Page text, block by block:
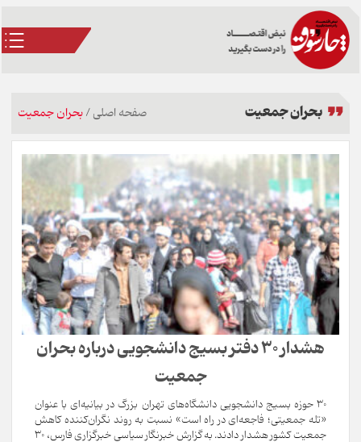
بحران جمعیت صفحه اصلی/بحران جمعیت
هشدار ۳۰ دفتر بسیج دانشجویی درباره بحران
جمعیت
۳۰ حوزه بسیج دانشجویی دانشگاه‌های تهران بزرگ در بیانیه‌ای با عنوان
«تله جمعیتی؛ فاجعه‌ای در راه است» نسبت به روند نگران‌کننده کاهش
جمعیت کشور هشدار دادند. به گزارش خبرنگار سیاسی خبرگزاری فارس، ۳۰